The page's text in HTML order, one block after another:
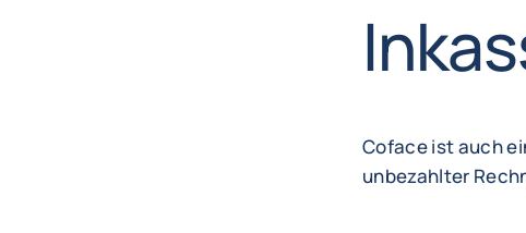
Coface ist auch
unbezahlter